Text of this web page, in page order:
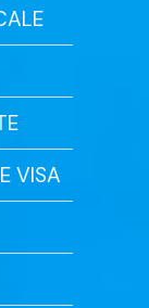
VISA